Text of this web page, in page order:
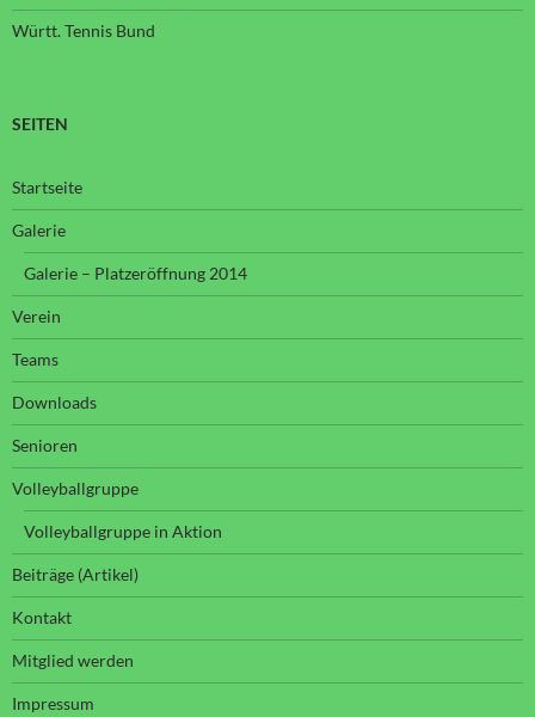
Württ. Tennis Bund
SEITEN
Startseite
Galerie
Galerie – Platzeröffnung 2014
Verein
Teams
Downloads
Senioren
Volleyballgruppe
Volleyballgruppe in Aktion
Beiträge (Artikel)
Kontakt
Mitglied werden
Impressum